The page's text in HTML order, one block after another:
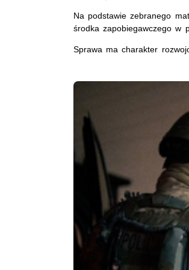
Na podstawie zebranego
środka zapobiegawczego w
Sprawa ma charakter